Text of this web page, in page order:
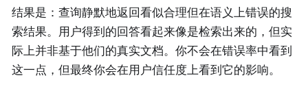
结果是：查询静默地返回看似合理但在语义上错误的搜
索结果。用户得到的回答看起来像是检索出来的，但实
际上并非基于他们的真实文档。你不会在错误率中看到
这一点，但最终你会在用户信任度上看到它的影响。